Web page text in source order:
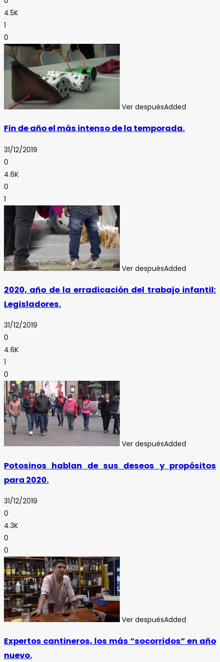
4.5K
1
0
Ver despuésAdded
Fin de año el más intenso de la temporada.
31/12/2019
0
4.6K
0
1
Ver despuésAdded
2020, año de la erradicación del trabajo infantil:
Legisladores.
31/12/2019
0
4.6K
1
0
Ver despuésAdded
Potosinos hablan de sus deseos y propósitos
para 2020.
31/12/2019
0
4.3K
0
0
Ver despuésAdded
Expertos cantineros, los más “socorridos” en año
nuevo.